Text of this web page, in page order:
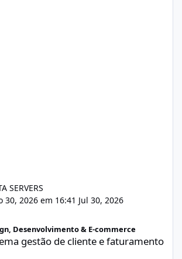
SERVERS
30, 2026 em 16:41 Jul 30, 2026
Desenvolvimento & E-commerce
gestão de cliente e faturamento